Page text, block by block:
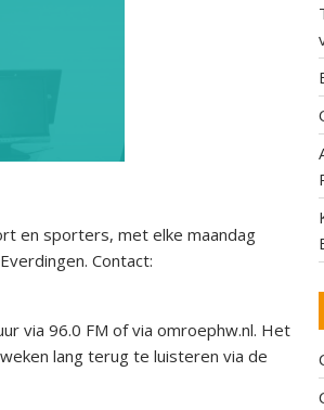
en sporters, met elke maandag
Contact:
via 96.0 FM of via omroephw.nl. Het
lang terug te luisteren via de